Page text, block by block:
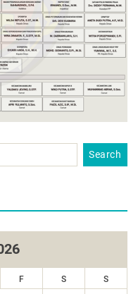
F S S